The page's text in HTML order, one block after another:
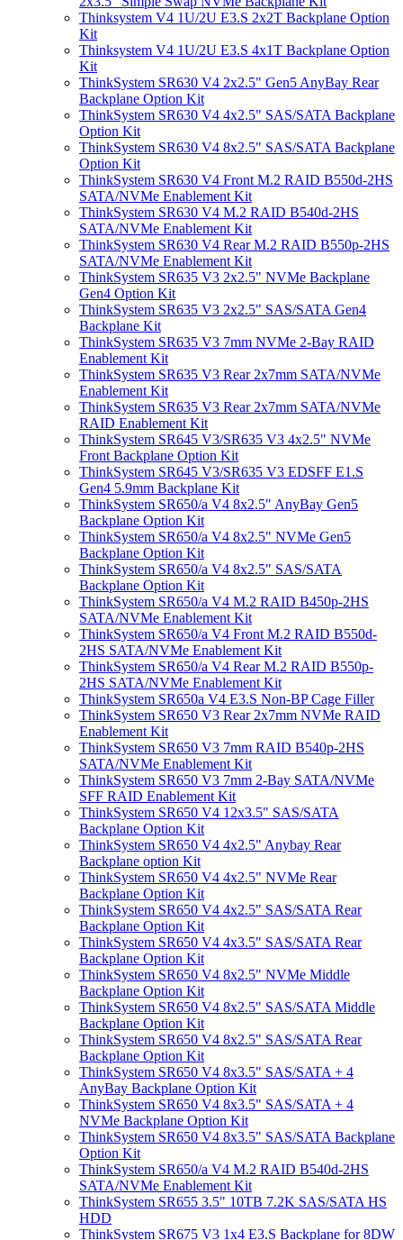
Thinksystem V4 1U/2U E3.S 2x2T Backplane Option
Kit
Thinksystem V4 1U/2U E3.S 4x1T Backplane Option
Kit
ThinkSystem SR630 V4 2x2.5" Gen5 AnyBay Rear
Backplane Option Kit
ThinkSystem SR630 V4 4x2.5" SAS/SATA Backplane
Option Kit
ThinkSystem SR630 V4 8x2.5" SAS/SATA Backplane
Option Kit
ThinkSystem SR630 V4 Front M.2 RAID B550d-2HS
SATA/NVMe Enablement Kit
ThinkSystem SR630 V4 M.2 RAID B540d-2HS
SATA/NVMe Enablement Kit
ThinkSystem SR630 V4 Rear M.2 RAID B550p-2HS
SATA/NVMe Enablement Kit
ThinkSystem SR635 V3 2x2.5" NVMe Backplane
Gen4 Option Kit
ThinkSystem SR635 V3 2x2.5" SAS/SATA Gen4
Backplane Kit
ThinkSystem SR635 V3 7mm NVMe 2-Bay RAID
Enablement Kit
ThinkSystem SR635 V3 Rear 2x7mm SATA/NVMe
Enablement Kit
ThinkSystem SR635 V3 Rear 2x7mm SATA/NVMe
RAID Enablement Kit
ThinkSystem SR645 V3/SR635 V3 4x2.5" NVMe
Front Backplane Option Kit
ThinkSystem SR645 V3/SR635 V3 EDSFF E1.S
Gen4 5.9mm Backplane Kit
ThinkSystem SR650/a V4 8x2.5" AnyBay Gen5
Backplane Option Kit
ThinkSystem SR650/a V4 8x2.5" NVMe Gen5
Backplane Option Kit
ThinkSystem SR650/a V4 8x2.5" SAS/SATA
Backplane Option Kit
ThinkSystem SR650/a V4 M.2 RAID B450p-2HS
SATA/NVMe Enablement Kit
ThinkSystem SR650/a V4 Front M.2 RAID B550d-
2HS SATA/NVMe Enablement Kit
ThinkSystem SR650/a V4 Rear M.2 RAID B550p-
2HS SATA/NVMe Enablement Kit
ThinkSystem SR650a V4 E3.S Non-BP Cage Filler
ThinkSystem SR650 V3 Rear 2x7mm NVMe RAID
Enablement Kit
ThinkSystem SR650 V3 7mm RAID B540p-2HS
SATA/NVMe Enablement Kit
ThinkSystem SR650 V3 7mm 2-Bay SATA/NVMe
SFF RAID Enablement Kit
ThinkSystem SR650 V4 12x3.5" SAS/SATA
Backplane Option Kit
ThinkSystem SR650 V4 4x2.5" Anybay Rear
Backplane option Kit
ThinkSystem SR650 V4 4x2.5" NVMe Rear
Backplane Option Kit
ThinkSystem SR650 V4 4x2.5" SAS/SATA Rear
Backplane Option Kit
ThinkSystem SR650 V4 4x3.5" SAS/SATA Rear
Backplane Option Kit
ThinkSystem SR650 V4 8x2.5" NVMe Middle
Backplane Option Kit
ThinkSystem SR650 V4 8x2.5" SAS/SATA Middle
Backplane Option Kit
ThinkSystem SR650 V4 8x2.5" SAS/SATA Rear
Backplane Option Kit
ThinkSystem SR650 V4 8x3.5" SAS/SATA + 4
AnyBay Backplane Option Kit
ThinkSystem SR650 V4 8x3.5" SAS/SATA + 4
NVMe Backplane Option Kit
ThinkSystem SR650 V4 8x3.5" SAS/SATA Backplane
Option Kit
ThinkSystem SR650/a V4 M.2 RAID B540d-2HS
SATA/NVMe Enablement Kit
ThinkSystem SR655 3.5" 10TB 7.2K SAS/SATA HS
HDD
ThinkSystem SR675 V3 1x4 E3.S Backplane for 8DW